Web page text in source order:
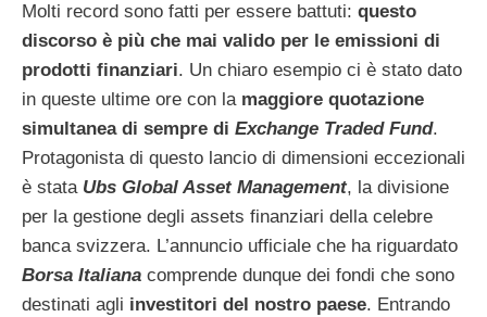
Molti record sono fatti per essere battuti: questo
discorso è più che mai valido per le emissioni di
prodotti finanziari. Un chiaro esempio ci è stato dato
in queste ultime ore con la maggiore quotazione
simultanea di sempre di Exchange Traded Fund.
Protagonista di questo lancio di dimensioni eccezionali
è stata Ubs Global Asset Management, la divisione
per la gestione degli assets finanziari della celebre
banca svizzera. L’annuncio ufficiale che ha riguardato
Borsa Italiana comprende dunque dei fondi che sono
destinati agli investitori del nostro paese. Entrando